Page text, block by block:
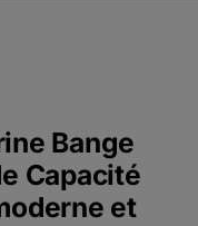
Bange
Capacité
et